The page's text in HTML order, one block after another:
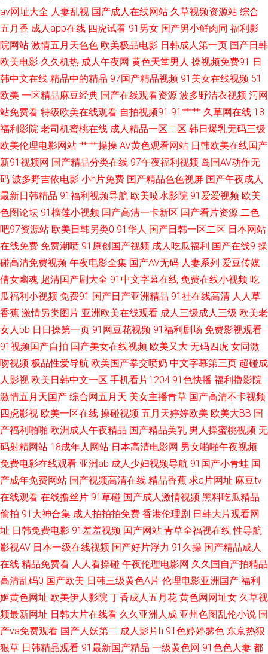
人AV免费 日韩成人黄色网址 91乱子伦 蜜桃TV性爱视频 91福利视频导 国产
久久麻豆精品免费 亚州成人小说网 东京热导航大乱 色情黄色片 91在线播放
福利 老湿机九一视频 91国产超碰在线 狠狠操com 先锋影音少女资源 91在线
视频福利 久久色爸 69av福利在线导航 成人福利电影A片 日本高清在线视频
洲色 95国产在线 男人天堂网av 91n一起c 成人NV视频 五月在线 吃瓜导航不
卡 黑料51第一页 青娱乐婷婷五月天亚洲 大香蕉色AV 五月天婷婷社区 91颜
色在线免费观看 麻豆尤物视频 91com视频精彩 免费18 91精品伊人超碰 影音
先锋91AV 豆花91社区官方地址 少妇一区二区在线 91熟妇在线视频 久久99
91传媒官网 91狼人社精品视频 婷婷在线亚洲国产视频 www97超碰韩主播
日韩在线一区不卡 大香蕉92 午夜剧场男人天堂 大香蕉色AV 婷婷色社区 92
福利视频网 欧美日本色噜噜 91黑丝美女 无码久久网 久久嫩草精品在线 91小
视频1818 日韩国产成人网站 A一级日本免费网 伊人福利社 国产又大又粗 影
音先锋成人av网址 抖阴在线第一区 在线不卡av小电影 狼人五月天综合影院
91熟妇网站 日韩精品电影 超碰在线操91 先锋av成人色影院 www色502com
色四房夜天 97亚洲精品成人 伪娘ts人妖在线播放 久久成人欧美 91牛
91ncom 人妻精品乱码av 99精品在线观看视频 日韩亚洲图色在线 91呦在线
青视屏 日韩无码中文福利 99热碰碰热 熟女福利导航 肏屄抖音 色悠悠手机综
合网 97偷拍在线视频 91草草视频 国产日本精品久久 豆花在线观看官网
91TV下载 久久99精品视频 91豆花网页电脑版 黄色三级网站片 91九色屁股
av网址大全 人妻乱视 国产成人在线网站 久草视频资源站 综合
五月香 成人app在线 四虎试看 91男女 国产男小鲜肉同 福利影
院网站 激情五月天色色 欧美极品电影 日韩成人第一页 国产日韩
欧美电影 久久机热 成人午夜网 黄色天堂男人 操视频免费91 日
韩中文在线 精品中的精品 97国产精品视频 91美女在线视频 51
欧美 一区精品麻豆经典 国产在线观看资源 波多野洁衣视频 污网
站免费看 特级欧美在线观看 自拍视频91 91艹艹 久草网在线 18
福利影院 老司机蜜桃在线 成人精品一区二区 韩日爆乳无码三级
欧美伦理电影网站 艹艹操操 AV黄色观看网站 日韩欧美在线国产
新91视频网 国产精品分类在线 97午夜福利视频 岛国AV动作无
码 波多野吉依电影 小h片免费 国产精品色色视屏 国产午夜成人
最新日韩精品 91福利视频导航 欧美喷水影院 91爱爱视频 欧美
色图论坛 91榴莲小视频 国产高清一卡新区 国产看片资源 二色
吧97资源站 欧美日韩另类0 91华人 国产日韩一区二区 日本网站
在线免费 免费潮喷 91原创国产视频 成人吃瓜福利 国产在线9 操
碰高清免费视频 午夜电影全集 国产AV无码 人妻系列 爱豆传媒
倩女幽魂 超清国产剧大全 91中文字幕在线 免费在线小视频 吃
瓜福利小视频 免费91 国产日产亚洲精品 91社在线高清 人人草
香蕉 激情另类图片 亚洲欧美在线观看 成人三级成人三级 欧美老
女人bb 日日操第一页 91网豆花视频 91福利剧场 免费影视观看
91视频国产自拍 国产美女在线视频 欧美又大 无码四虎 女同激
吻视频 极品性爱导航 欧美国产拳交喷奶 中文字幕第三页 超碰成
人影视 欧美日韩中文一区 手机看片1204 91色快播 福利撸影院
激情五月天国产 综合网五月天 美女主播青草 国产高清不卡视频
四虎影视 欧美一区在线 操碰视频 五月天婷婷欧美 欧美大BB 国
产福利啪啪 欧洲成人午夜精品 国产精品美乳 男人操蜜桃视频 无
码射精网站 18成年人网站 日本高清电影网 男女啪啪午夜视频
免费电影在线观看 亚洲ab 成人少妇视频导航 91国产小青蛙 国
产成年免费网站 国产视频高清在线 精品香蕉 求a片网址 麻豆tv
在线观看 在线撸丝片 91草碰 国产成人激情视频 黑料吃瓜精品
偷拍 91大神合集 成人拍拍拍免费 香港伦理剧 日韩大片观看网
址 日韩免费电影 91羞羞视频 国产网站 青草全福视在线 性导航
影视AV 日本一级在线视频 国产好片浮力 91久操 国产精品成人
在线 精品免费看 人人看操碰 午夜伦理电影网 久久国自产拍精品
高清乱码0 国产欧美 日韩三级黄色A片 伦理电影亚洲国产 福利
姬黄色网址 欧美伊人影院 丁香成人五月花 黄色网网址女 久草视
频最新网址 日韩大片在线看 久久亚洲人成 亚州色图乱伦小说 国
产va免费观看 国产人妖第二 成人影片h 91色婷婷瑟色 东京热狠
狠草 日韩精品观看 91最新国产精品 一级黄色网 91色色人妻 都